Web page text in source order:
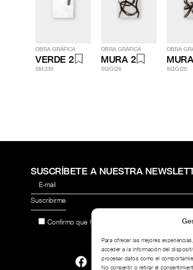
Para ofrecer las mejores
acceder a la información del
procesar datos como el
No consentir o retirar el
OBRA GRÁFICA
VERDE 2
SM339
OBRA GRÁFICA
MURA 2
SQG126
OBRA
SQG125
SUSCRÍBETE A NUESTRA
Confirmo que he leído y acepto la Política de